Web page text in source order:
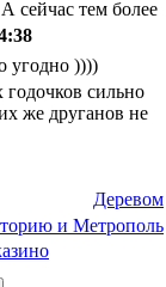
сейчас тем более
угодно ))))
сильно
же друганов не
Деревом
и Метрополь